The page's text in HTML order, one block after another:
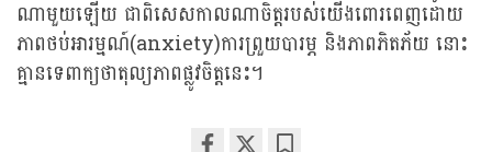
ណាមួយឡើយ ជាពិសេសកាលណាចិត្តរបស់យើងពោរពេញដោយ
ភាពថប់អារម្មណ៍(anxiety)ការព្រួយបារម្ភ និងភាពភិតភ័យ នោះ
គ្មានទេពាក្យថាតុល្យភាពផ្លូវចិត្តនេះ។